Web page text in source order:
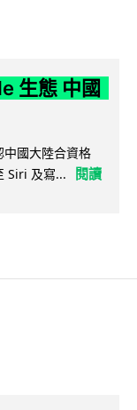
生態 中國
國大陸合資格
Siri 及寫...
閱讀